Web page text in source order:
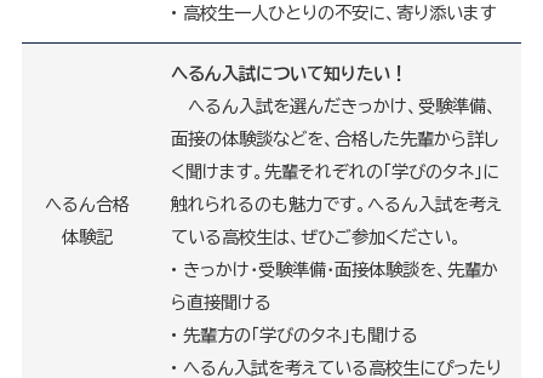
• 高校生一人ひとりの不安に、寄り添います
へるん合格
体験記
へるん入試について知りたい！
へるん入試を選んだきっかけ、受験準備、
面接の体験談などを、合格した先輩から詳し
く聞けます。先輩それぞれの「学びのタネ」に
触れられるのも魅力です。へるん入試を考え
ている高校生は、ぜひご参加ください。
• きっかけ・受験準備・面接体験談を、先輩か
ら直接聞ける
• 先輩方の「学びのタネ」も聞ける
• へるん入試を考えている高校生にぴったり